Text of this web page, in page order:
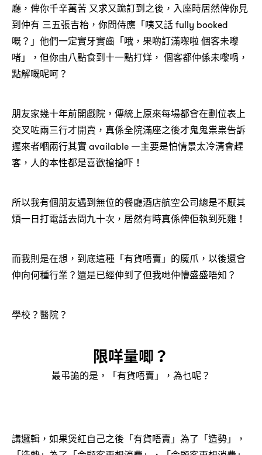
廳，俾你千辛萬苦 又求又跪訂到之後，入座時居然俾你見
到仲有 三五張吉枱，你問侍應「咦又話 fully booked
嘅？」他們一定實牙實齒「哦，果啲訂滿㗎啦 個客未嚟
啫」，但你由八點食到十一點打烊， 個客都仲係未嚟喎，
點解嘅呢呵？
朋友家幾十年前開戲院，傳統上原來每場都會在劃位表上
交叉咗兩三行才開賣，真係全院滿座之後才鬼鬼祟祟告訴
遲來者嗰兩行其實 available ―主要是怕情景太冷清會趕
客，人的本性都是喜歡搶搶吓！
所以我有個朋友遇到無位的餐廳酒店航空公司總是不厭其
煩一日打電話去問九十次，居然有時真係俾佢執到死雞！
而我則是在想，到底這種「有貨唔賣」的魔爪，以後還會
伸向何種行業？還是已經伸到了但我哋仲懵盛盛唔知？
學校？醫院？
限咩量唧？
最弔詭的是，「有貨唔賣」，為乜呢？
講邏輯，如果煲紅自己之後「有貨唔賣」為了「造勢」，